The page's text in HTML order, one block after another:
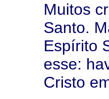
Muitos
Santo.
Espírito
esse:
Cristo